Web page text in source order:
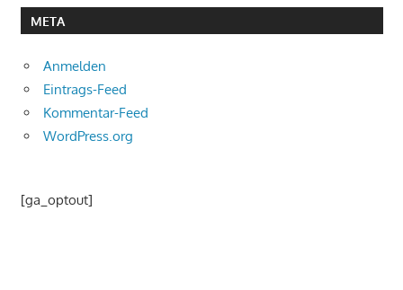
META
Anmelden
Eintrags-Feed
Kommentar-Feed
WordPress.org
[ga_optout]